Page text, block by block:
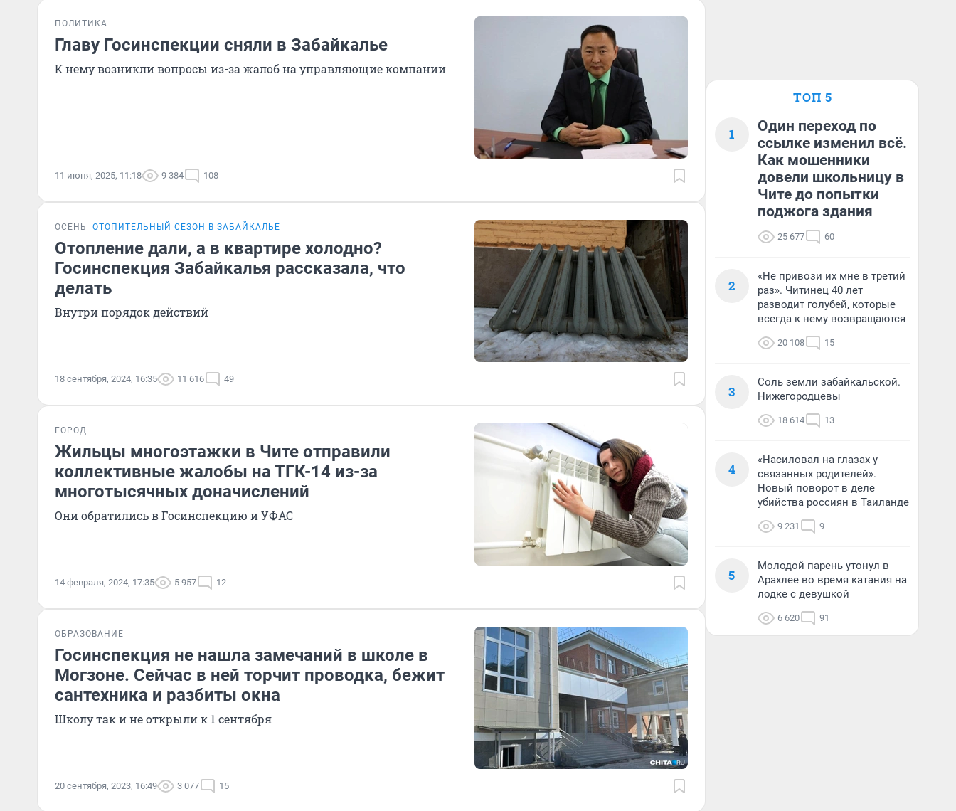
ПОЛИТИКА
Главу Госинспекции сняли в Забайкалье
К нему возникли вопросы из-за жалоб на управляющие компании
11 июня, 2025, 11:18 9 384 108
ОСЕНЬ ОТОПИТЕЛЬНЫЙ СЕЗОН В ЗАБАЙКАЛЬЕ
Отопление дали, а в квартире холодно?
Госинспекция Забайкалья рассказала, что
делать
Внутри порядок действий
18 сентября, 2024, 16:35 11 616 49
ГОРОД
Жильцы многоэтажки в Чите отправили
коллективные жалобы на ТГК-14 из-за
многотысячных доначислений
Они обратились в Госинспекцию и УФАС
14 февраля, 2024, 17:35 5 957 12
ОБРАЗОВАНИЕ
Госинспекция не нашла замечаний в школе в
Могзоне. Сейчас в ней торчит проводка, бежит
сантехника и разбиты окна
Школу так и не открыли к 1 сентября
20 сентября, 2023, 16:49 3 077 15
ТОП 5
1
Один переход по
ссылке изменил всё.
Как мошенники
довели школьницу в
Чите до попытки
поджога здания
25 677 60
2
«Не привози их мне в третий
раз». Читинец 40 лет
разводит голубей, которые
всегда к нему возвращаются
20 108 15
3
Соль земли забайкальской.
Нижегородцевы
18 614 13
4
«Насиловал на глазах у
связанных родителей».
Новый поворот в деле
убийства россиян в Таиланде
9 231 9
5
Молодой парень утонул в
Арахлее во время катания на
лодке с девушкой
6 620 91